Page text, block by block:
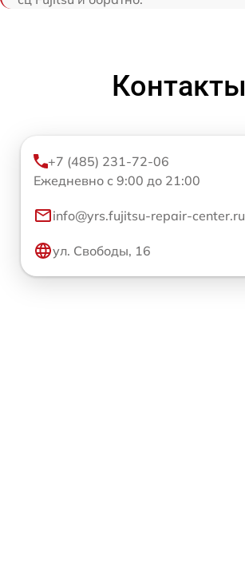
Контакты
+7 (485) 231-72-06
Ежедневно с 9:00 до 21:00
info@yrs.fujitsu-repair-center.ru
ул. Свободы, 16